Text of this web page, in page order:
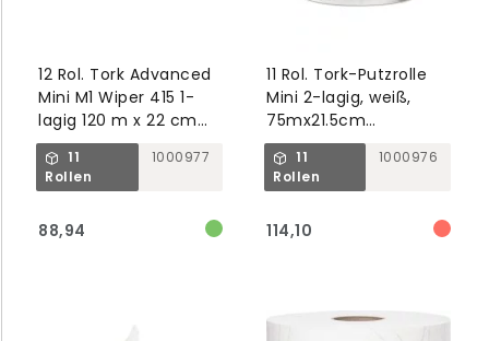
12 Rol. Tork Advanced
Mini M1 Wiper 415 1-
lagig 120 m x 22 cm
weiß Innenabrollung
11
Rollen
1000977
88,94
11 Rol. Tork-Putzrolle
Mini 2-lagig, weiß,
75mx21.5cm
centerfeed M1
Advanced
11
Rollen
1000976
114,10